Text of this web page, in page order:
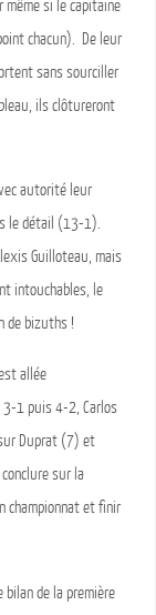
même si le capitaine
chacun). De leur
sans sourciller
ils clôtureront
autorité leur
le détail (13-1).
Guilloteau, mais
intouchables, le
de bizuths !
allée
3-1 puis 4-2, Carlos
Duprat (7) et
sur la
championnat et finir
de la première